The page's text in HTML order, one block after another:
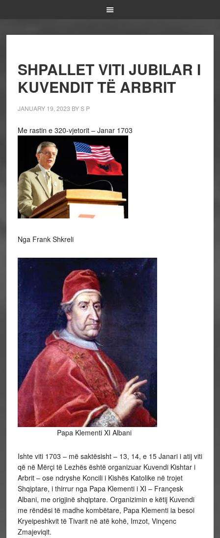
SHPALLET VITI JUBILAR I
KUVENDIT TË ARBRIT
JANUARY 19, 2023 BYS P
Me rastin e 320-vjetorit – Janar 1703
Nga Frank Shkreli
Papa Klementi XI Albani
Ishte viti 1703 – më saktësisht – 13, 14, e 15 Janari i atij viti
që në Mërçi të Lezhës është organizuar Kuvendi Kishtar i
Arbrit – ose ndryshe Koncili i Kishës Katolike në trojet
Shqiptare, i thirrur nga Papa Klementi i XI – Françesk
Albani, me origjinë shqiptare. Organizimin e këtij Kuvendi
me rëndësi të madhe kombëtare, Papa Klementi ia besoi
Kryeipeshkvit të Tivarit në atë kohë, Imzot, Vinçenc
Zmajeviqit.